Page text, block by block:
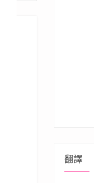
郊區不可錯過的親子玩沙戲
翻譯